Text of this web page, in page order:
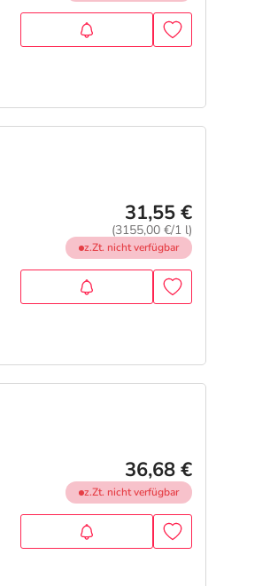
31,55 €
(3155,00 €/1 l)
z.Zt. nicht verfügbar
36,68 €
z.Zt. nicht verfügbar